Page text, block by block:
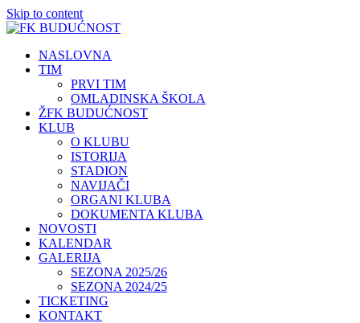
Skip to content
NASLOVNA
TIM
PRVI TIM
OMLADINSKA ŠKOLA
ŽFK BUDUĆNOST
KLUB
O KLUBU
ISTORIJA
STADION
NAVIJAČI
ORGANI KLUBA
DOKUMENTA KLUBA
NOVOSTI
KALENDAR
GALERIJA
SEZONA 2025/26
SEZONA 2024/25
TICKETING
KONTAKT